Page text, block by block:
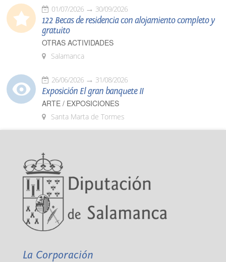
01/07/2026 30/09/2026
122 Becas de residencia con alojamiento completo y
gratuito
OTRAS ACTIVIDADES
Salamanca
26/06/2026 31/08/2026
Exposición El gran banquete II
ARTE / EXPOSICIONES
Santa Marta de Tormes
La Corporación